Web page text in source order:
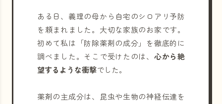
ある日、義理の母から自宅のシロアリ予防
を頼まれました。大切な家族のお家です。
初めて私は「防除薬剤の成分」を徹底的に
調べました。そこで受けたのは、 心から絶
望するような衝撃でした。
薬剤の主成分は、昆虫や生物の神経伝達を